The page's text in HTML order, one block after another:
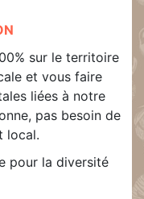
sur le territoire
et vous faire
liées à notre
pas besoin de
local.
pour la diversité